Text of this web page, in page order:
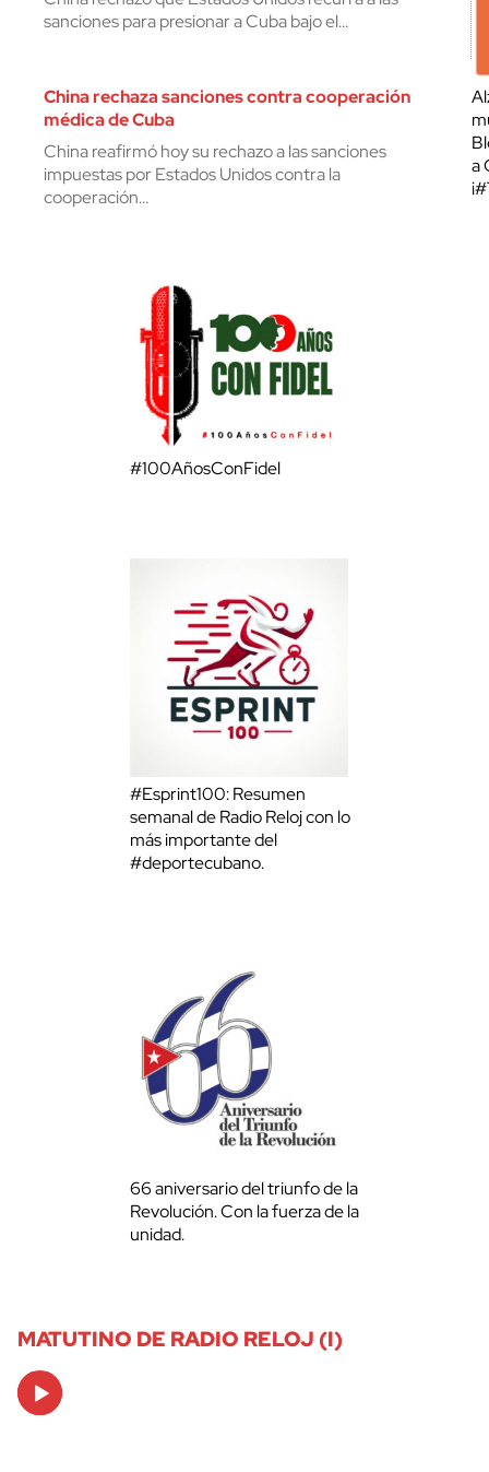
sanciones para presionar a Cuba bajo el…
China rechaza sanciones contra cooperación
médica de Cuba
China reafirmó hoy su rechazo a las sanciones
impuestas por Estados Unidos contra la
cooperación…
a
#100AñosConFidel
#Esprint100: Resumen
semanal de Radio Reloj con lo
más importante del
#deportecubano.
66 aniversario del triunfo de la
Revolución. Con la fuerza de la
unidad.
MATUTINO DE RADIO RELOJ (I)
Audio
Player